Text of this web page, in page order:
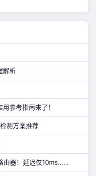
解析
参考指南来了！
测方案推荐
由器！延迟仅10ms……